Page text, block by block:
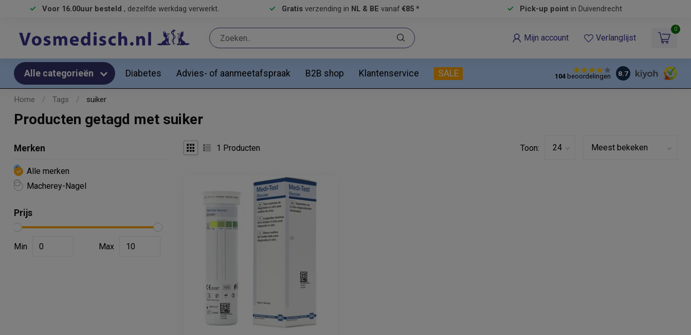
Voor 16.00uur besteld , dezelfde werkdag verwerkt. Gratis verzending in NL & BE vanaf €85 * Pick-up pointin Duivendrecht
Mijn account Verlanglijst
0
Alle categorieën Diabetes Advies- of aanmeetafspraak B2B shop Klantenservice SALE 104beoordelingen 8.7
Home / Tags / suiker
Producten getagd met suiker
Merken
Alle merken
Macherey-Nagel
Prijs
Min Max
1 Producten Toon: